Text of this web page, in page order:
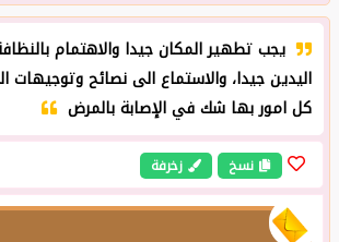
يجب تطهير المكان جيدا والاهتمام
اليدين جيدا، والاستماع الى نصائح وتوجيهات
كل امور بها شك في الإصابة بالمرض
نسخ زخرفة